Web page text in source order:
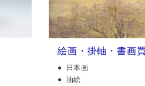
絵画・掛軸・書画
日本画
油絵